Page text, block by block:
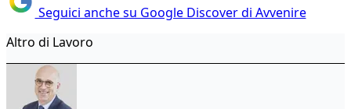
Seguici anche su Google Discover di Avvenire
Altro di Lavoro